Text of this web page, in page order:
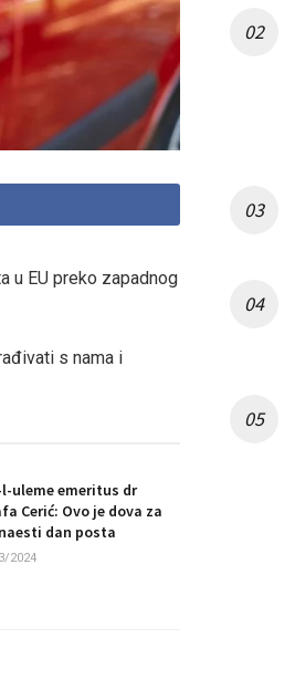
u EU preko zapadnog
​​s nama i
l-uleme emeritus dr
Cerić: Ovo je dova za
dan posta
2024